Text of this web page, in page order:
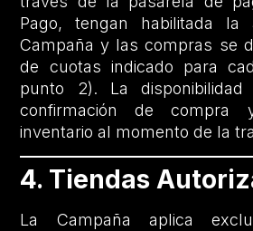
Pago, tengan habilitada la
Campaña y las compras se
de cuotas indicado para
punto 2). La
confirmación de compra
inventario al momento de la
4. Tiendas
La Campaña aplica